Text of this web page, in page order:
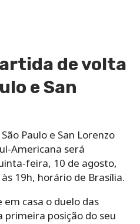
de volta
e San
Paulo e San Lorenzo
Americana será
feira, 10 de agosto,
19h, horário de Brasília.
em casa o duelo das
primeira posição do seu